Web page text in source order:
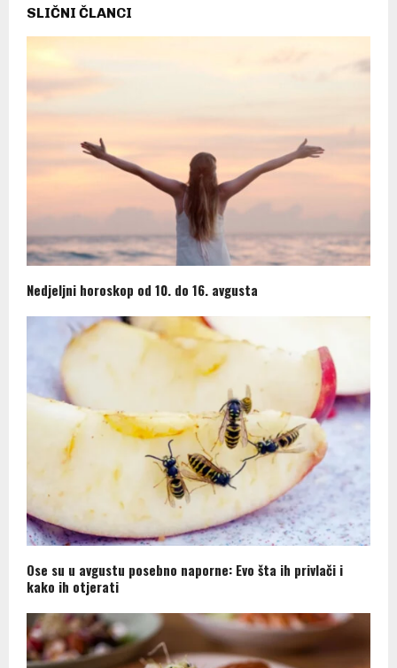
SLIČNI ČLANCI
Nedjeljni horoskop od 10. do 16. avgusta
Ose su u avgustu posebno naporne: Evo šta ih privlači i
kako ih otjerati